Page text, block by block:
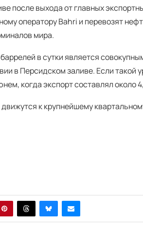
после выхода от главных
оператору Bahri и перевозят
мира.
в сутки является
в Персидском заливе. Если такой
когда экспорт составлял около
к крупнейшему